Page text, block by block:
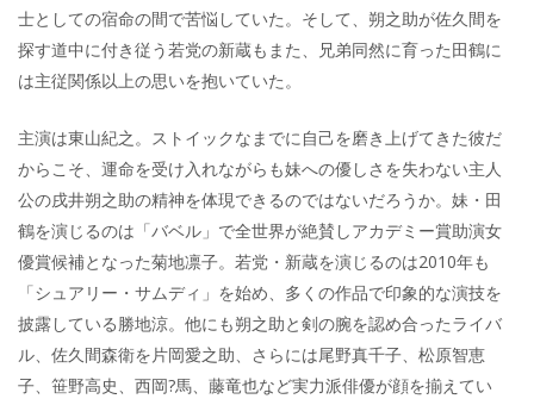
士としての宿命の間で苦悩していた。そして、朔之助が佐久間を
探す道中に付き従う若党の新蔵もまた、兄弟同然に育った田鶴に
は主従関係以上の思いを抱いていた。
主演は東山紀之。ストイックなまでに自己を磨き上げてきた彼だ
からこそ、運命を受け入れながらも妹への優しさを失わない主人
公の戌井朔之助の精神を体現できるのではないだろうか。妹・田
鶴を演じるのは「バベル」で全世界が絶賛しアカデミー賞助演女
優賞候補となった菊地凛子。若党・新蔵を演じるのは2010年も
「シュアリー・サムディ」を始め、多くの作品で印象的な演技を
披露している勝地涼。他にも朔之助と剣の腕を認め合ったライバ
ル、佐久間森衛を片岡愛之助、さらには尾野真千子、松原智恵
子、笹野高史、西岡?馬、藤竜也など実力派俳優が顔を揃えてい